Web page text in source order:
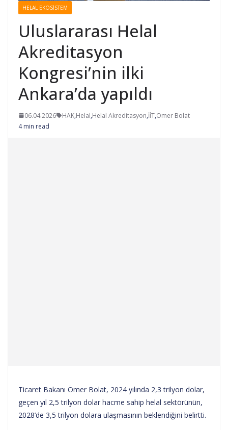
HELAL EKOSISTEM
Uluslararası Helal
Akreditasyon
Kongresi’nin ilki
Ankara’da yapıldı
06.04.2026 HAK,Helal,Helal Akreditasyon,İİT,Ömer Bolat
4 min read
Ticaret Bakanı Ömer Bolat, 2024 yılında 2,3 trilyon dolar,
geçen yıl 2,5 trilyon dolar hacme sahip helal sektörünün,
2028’de 3,5 trilyon dolara ulaşmasının beklendiğini belirtti.